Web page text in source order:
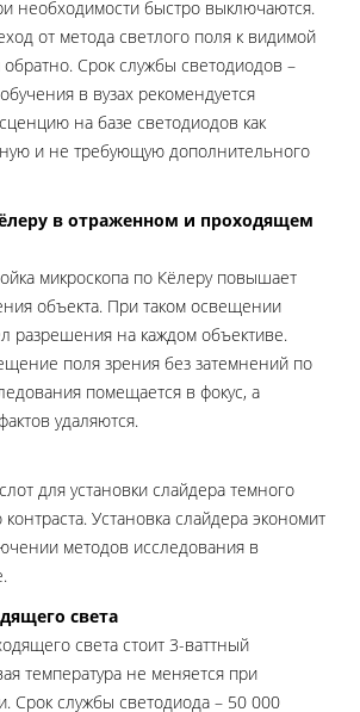
необходимости быстро выключаются.
от метода светлого поля к видимой
Срок службы светодиодов –
в вузах рекомендуется
на базе светодиодов как
и не требующую дополнительного
в отраженном и проходящем
микроскопа по Кёлеру повышает
объекта. При таком освещении
разрешения на каждом объективе.
поля зрения без затемнений по
помещается в фокус, а
удаляются.
для установки слайдера темного
Установка слайдера экономит
методов исследования в
света
света стоит 3-ваттный
температура не меняется при
Срок службы светодиода – 50 000